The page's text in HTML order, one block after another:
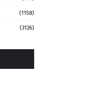
(1158)
(3126)